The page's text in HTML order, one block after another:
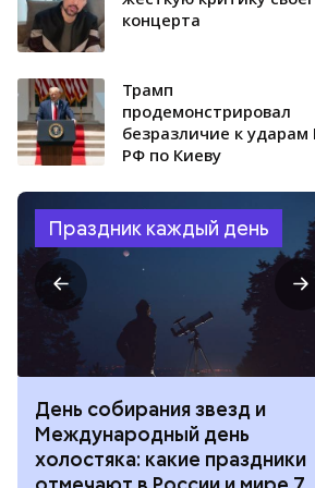
концерта
Трамп
продемонстрировал
безразличие к ударам
РФ по Киеву
Праздник каждый день
День собирания звезд и
Международный день
холостяка: какие праздники